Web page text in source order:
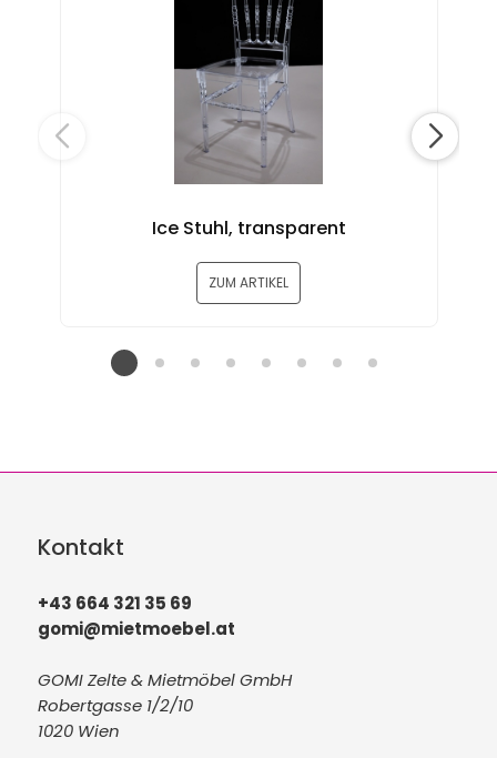
Ice Stuhl, transparent
ZUM ARTIKEL
Kontakt
+43 664 321 35 69
gomi@mietmoebel.at
GOMI Zelte & Mietmöbel GmbH
Robertgasse 1/2/10
1020 Wien